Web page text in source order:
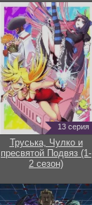
13 серия
Труська, Чулко и
пресвятой Подвяз (1-
2 сезон)